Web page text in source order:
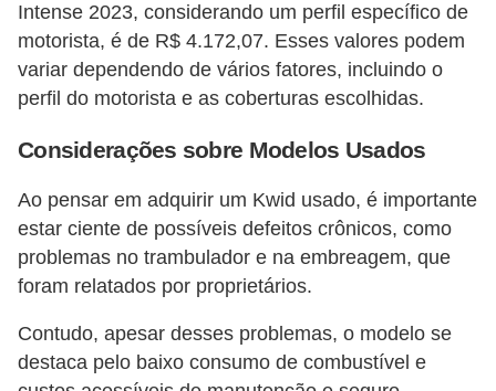
Intense 2023, considerando um perfil específico de
motorista, é de R$ 4.172,07. Esses valores podem
variar dependendo de vários fatores, incluindo o
perfil do motorista e as coberturas escolhidas​​.
Considerações sobre Modelos Usados
Ao pensar em adquirir um Kwid usado, é importante
estar ciente de possíveis defeitos crônicos, como
problemas no trambulador e na embreagem, que
foram relatados por proprietários.
Contudo, apesar desses problemas, o modelo se
destaca pelo baixo consumo de combustível e